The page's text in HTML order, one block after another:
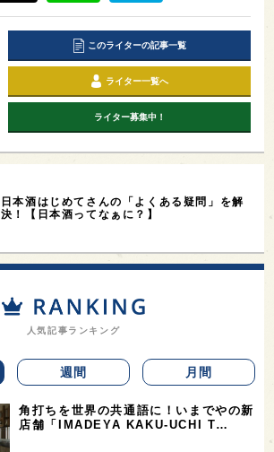
このライターの記事一覧
ライター一覧へ
ライター募集中！
日本酒はじめてさんの「よくある疑問」を解
決！【日本酒ってなぁに？】
人気記事ランキング
週間 月間
角打ちを世界の共通語に！いまでやの新
店舗「IMADEYA KAKU-UCHI T…